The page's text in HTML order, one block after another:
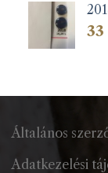
33
Általános
Adatkezelési